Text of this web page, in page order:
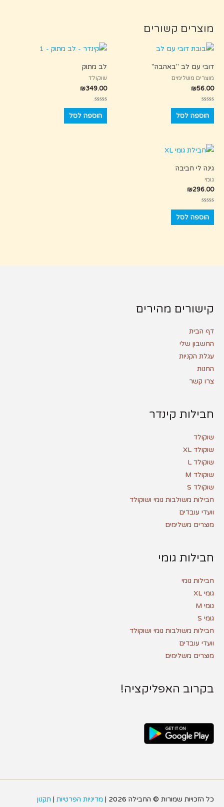
מוצרים קשורים
דובי עם לב "באהבה"
מוצרים משלימים
₪56.00
דורג
מתוך
5
הוספה לסל
לב מתוק
שוקולד
₪349.00
דורג
מתוך
5
הוספה לסל
גינה לי חביבה
גומי
₪296.00
דורג
מתוך
5
הוספה לסל
קישורים מהירים
דף הבית
החשבון שלי
עגלת הקניות
החנות
צרו קשר
חבילות קינדר
שוקולד
שוקולד XL
שוקולד L
שוקולד M
שוקולד S
חבילות משולבות גומי ושוקולד
וועדי עובדים
מוצרים משלימים
חבילות גומי
חבילות גומי
גומי XL
גומי M
גומי S
חבילות משולבות גומי ושוקולד
וועדי עובדים
מוצרים משלימים
בקרוב האפליקציה!
כל הזכויות שמורות © החבילה מדיניות הפרטיות | תקנון